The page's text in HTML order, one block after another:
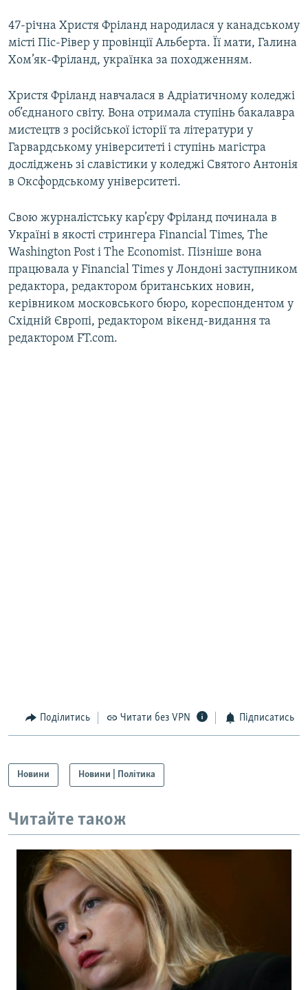
47-річна Христя Фріланд народилася у канадському
місті Піс-Рівер у провінції Альберта. Її мати, Галина
Хом’як-Фріланд, українка за походженням.
Христя Фріланд навчалася в Адріатичному коледжі
об’єднаного світу. Вона отримала ступінь бакалавра
мистецтв з російської історії та літератури у
Гарвардському університеті і ступінь магістра
досліджень зі славістики у коледжі Святого Антонія
в Оксфордському університеті.
Свою журналістську кар’єру Фріланд починала в
Україні в якості стрингера Financial Times, The
Washington Post і The Economist. Пізніше вона
працювала у Financial Times у Лондоні заступником
редактора, редактором британських новин,
керівником московського бюро, кореспондентом у
Східній Європі, редактором вікенд-видання та
редактором FT.com.
Поділитись Читати без VPN Підписатись
Новини Новини | Політика
Читайте також